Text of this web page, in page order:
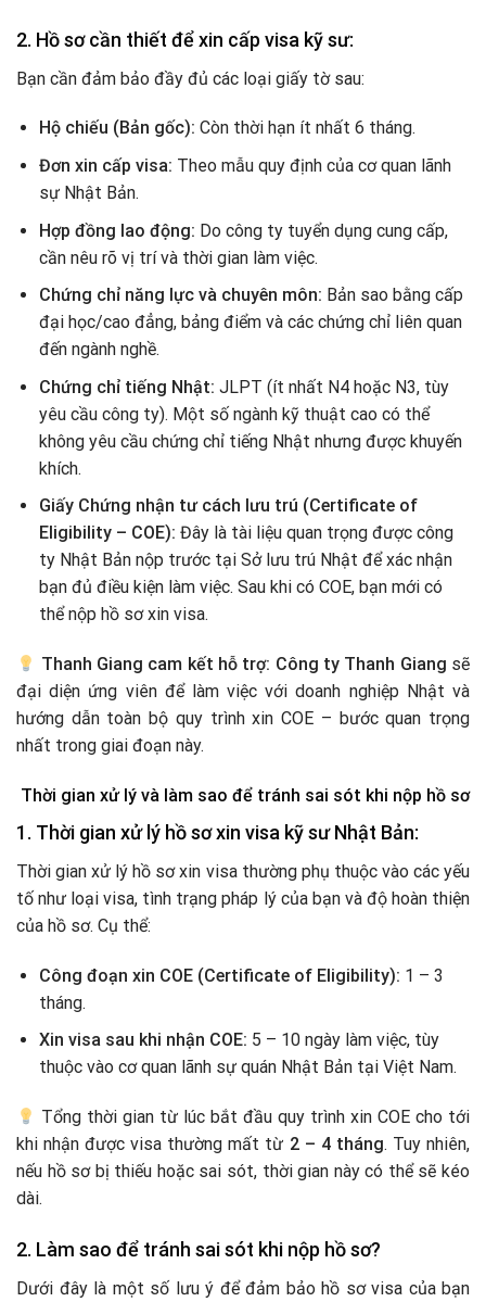
2. Hồ sơ cần thiết để xin cấp visa kỹ sư:
Bạn cần đảm bảo đầy đủ các loại giấy tờ sau:
Hộ chiếu (Bản gốc): Còn thời hạn ít nhất 6 tháng.
Đơn xin cấp visa: Theo mẫu quy định của cơ quan lãnh
sự Nhật Bản.
Hợp đồng lao động: Do công ty tuyển dụng cung cấp,
cần nêu rõ vị trí và thời gian làm việc.
Chứng chỉ năng lực và chuyên môn: Bản sao bằng cấp
đại học/cao đẳng, bảng điểm và các chứng chỉ liên quan
đến ngành nghề.
Chứng chỉ tiếng Nhật: JLPT (ít nhất N4 hoặc N3, tùy
yêu cầu công ty). Một số ngành kỹ thuật cao có thể
không yêu cầu chứng chỉ tiếng Nhật nhưng được khuyến
khích.
Giấy Chứng nhận tư cách lưu trú (Certificate of
Eligibility – COE): Đây là tài liệu quan trọng được công
ty Nhật Bản nộp trước tại Sở lưu trú Nhật để xác nhận
bạn đủ điều kiện làm việc. Sau khi có COE, bạn mới có
thể nộp hồ sơ xin visa.
Thanh Giang cam kết hỗ trợ: Công ty Thanh Giang sẽ
đại diện ứng viên để làm việc với doanh nghiệp Nhật và
hướng dẫn toàn bộ quy trình xin COE – bước quan trọng
nhất trong giai đoạn này.
Thời gian xử lý và làm sao để tránh sai sót khi nộp hồ sơ
1. Thời gian xử lý hồ sơ xin visa kỹ sư Nhật Bản:
Thời gian xử lý hồ sơ xin visa thường phụ thuộc vào các yếu
tố như loại visa, tình trạng pháp lý của bạn và độ hoàn thiện
của hồ sơ. Cụ thể:
Công đoạn xin COE (Certificate of Eligibility): 1 – 3
tháng.
Xin visa sau khi nhận COE: 5 – 10 ngày làm việc, tùy
thuộc vào cơ quan lãnh sự quán Nhật Bản tại Việt Nam.
Tổng thời gian từ lúc bắt đầu quy trình xin COE cho tới
khi nhận được visa thường mất từ 2 – 4 tháng. Tuy nhiên,
nếu hồ sơ bị thiếu hoặc sai sót, thời gian này có thể sẽ kéo
dài.
2. Làm sao để tránh sai sót khi nộp hồ sơ?
Dưới đây là một số lưu ý để đảm bảo hồ sơ visa của bạn